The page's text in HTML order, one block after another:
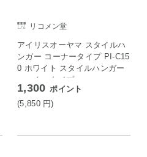
リコメン堂
アイリスオーヤマ スタイルハ
ンガー コーナータイプ PI-C15
0 ホワイト スタイルハンガー
コーナータイプ
1,300 ポイント
(5,850 円)